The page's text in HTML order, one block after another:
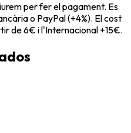
per fer el pagament. Es
o PayPal (+4%). El cost
de 6€ i l'Internacional +15€.